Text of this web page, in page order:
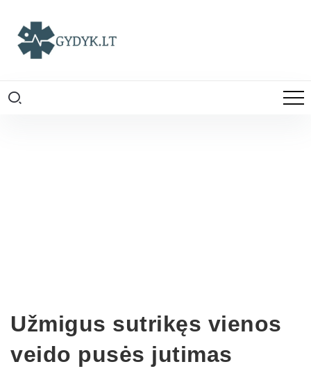
Užmigus sutrikęs vienos
veido pusės jutimas